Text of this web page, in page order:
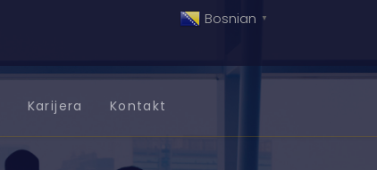
Bosnian ▼
Karijera Kontakt